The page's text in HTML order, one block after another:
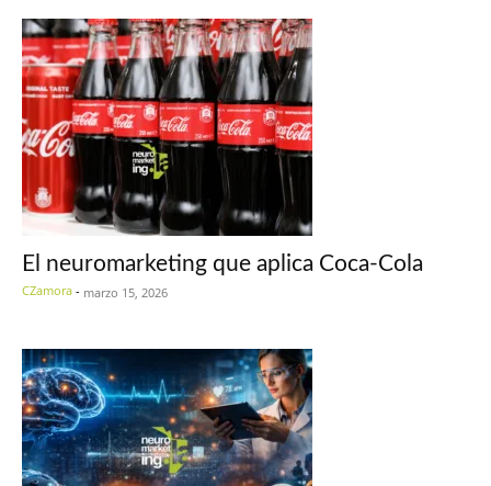
El neuromarketing que aplica Coca-Cola
CZamora - marzo 15, 2026